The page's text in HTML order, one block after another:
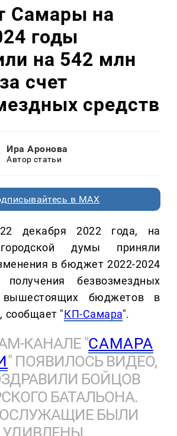
Самары на
годы
на 542 млн
счет
средств
Ира Аронова
Автор статьи
в MAX
декабря 2022 года, на
думы приняли
в бюджет 2022-2024
безвозмездных
бюджетов в
сообщает "КП-Самара".
КАНАЛЕ "САМАРА
" ПОЯВИЛОСЬ ВИДЕО,
БОЙЦОВ
БАТАЛЬОНА.
БЫЛИ